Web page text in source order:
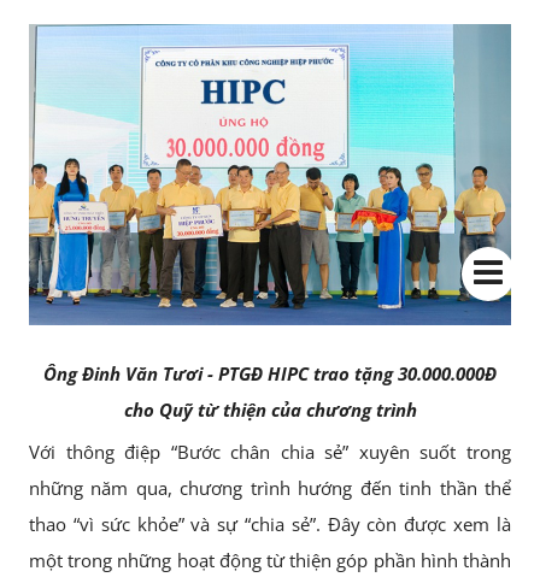
Ông Đinh Văn Tươi - PTGĐ HIPC trao tặng 30.000.000Đ
cho Quỹ từ thiện của chương trình
Với thông điệp “Bước chân chia sẻ” xuyên suốt trong
những năm qua, chương trình hướng đến tinh thần thể
thao “vì sức khỏe” và sự “chia sẻ”. Đây còn được xem là
một trong những hoạt động từ thiện góp phần hình thành